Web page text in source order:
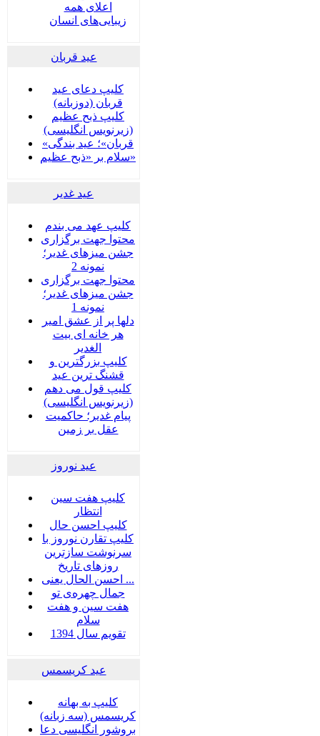
اعلای همه
زیبایی‌های انسان
عید قربان
کلیپ دعای عید
قربان (دوزبانه)
کلیپ ذبح عظیم
(زیرنویس انگلیسی)
«قربان»؛ عید بندگی
سلام بر «ذبح عظیم»
عید غدير
کلیپ عهد می بندم
محتوا جهت برگزاری
جشن میزهای غدیر؛
نمونه 2
محتوا جهت برگزاری
جشن میزهای غدیر؛
نمونه 1
دلها پر از عشق امیر
هر خانه ای بیت
الغدیر
کلیپ بزرگترین و
قشنگ ترین عید
کلیپ قول می دهم
(زیرنویس انگلیسی)
پیام غدیر؛ حاکمیت
عقل بر زمین
عید نوروز
کلیپ هفت سین
انتظار
کلیپ احسن حال
کلیپ تقارن نوروز با
سرنوشت سازترین
روزهای تاریخ
احسن الحال یعنی ...
جمال چهره‌ی تو
هفت سين و هفت
سلام
تقویم سال 1394
عید کریسمس
کلیپ به بهانه
کریسمس (سه زبانه)
بروشور انگلیسی دعا